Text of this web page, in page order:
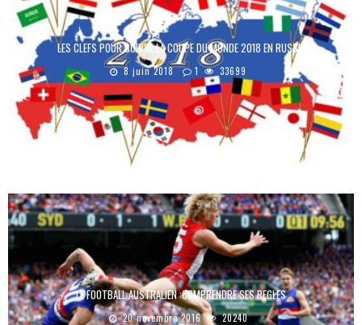
LES CLEFS POUR SUIVRE LA COUPE DU MONDE 2018 EN RUSSIE
8 juin 2018 1 33699
LE FOOTBALL AUSTRALIEN :COMPRENDRE SES REGLES
20 novembre 2016 20240